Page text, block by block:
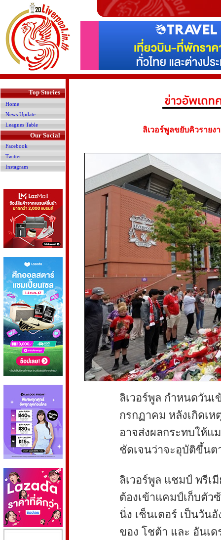
Top Stories
Home
News Update
Leagues Table
Our Social
Facebook
Twitter
Instagram
ลิเวอร์พูลขยับคิวรายง
ลิเวอร์พูล กำหนดวัน
กรกฏาคม หลังเกิดเ
อาจส่งผลกระทบให้แ
ชัดเจนว่าจะอุบัติขึ้นต
ลิเวอร์พูล แชมป์ พรีเ
ต้องเข้าแคมป์เก็บตัว
นิ่ง เซ็นเตอร์ เป็นวัน
ของ โชต้า และ อันเ